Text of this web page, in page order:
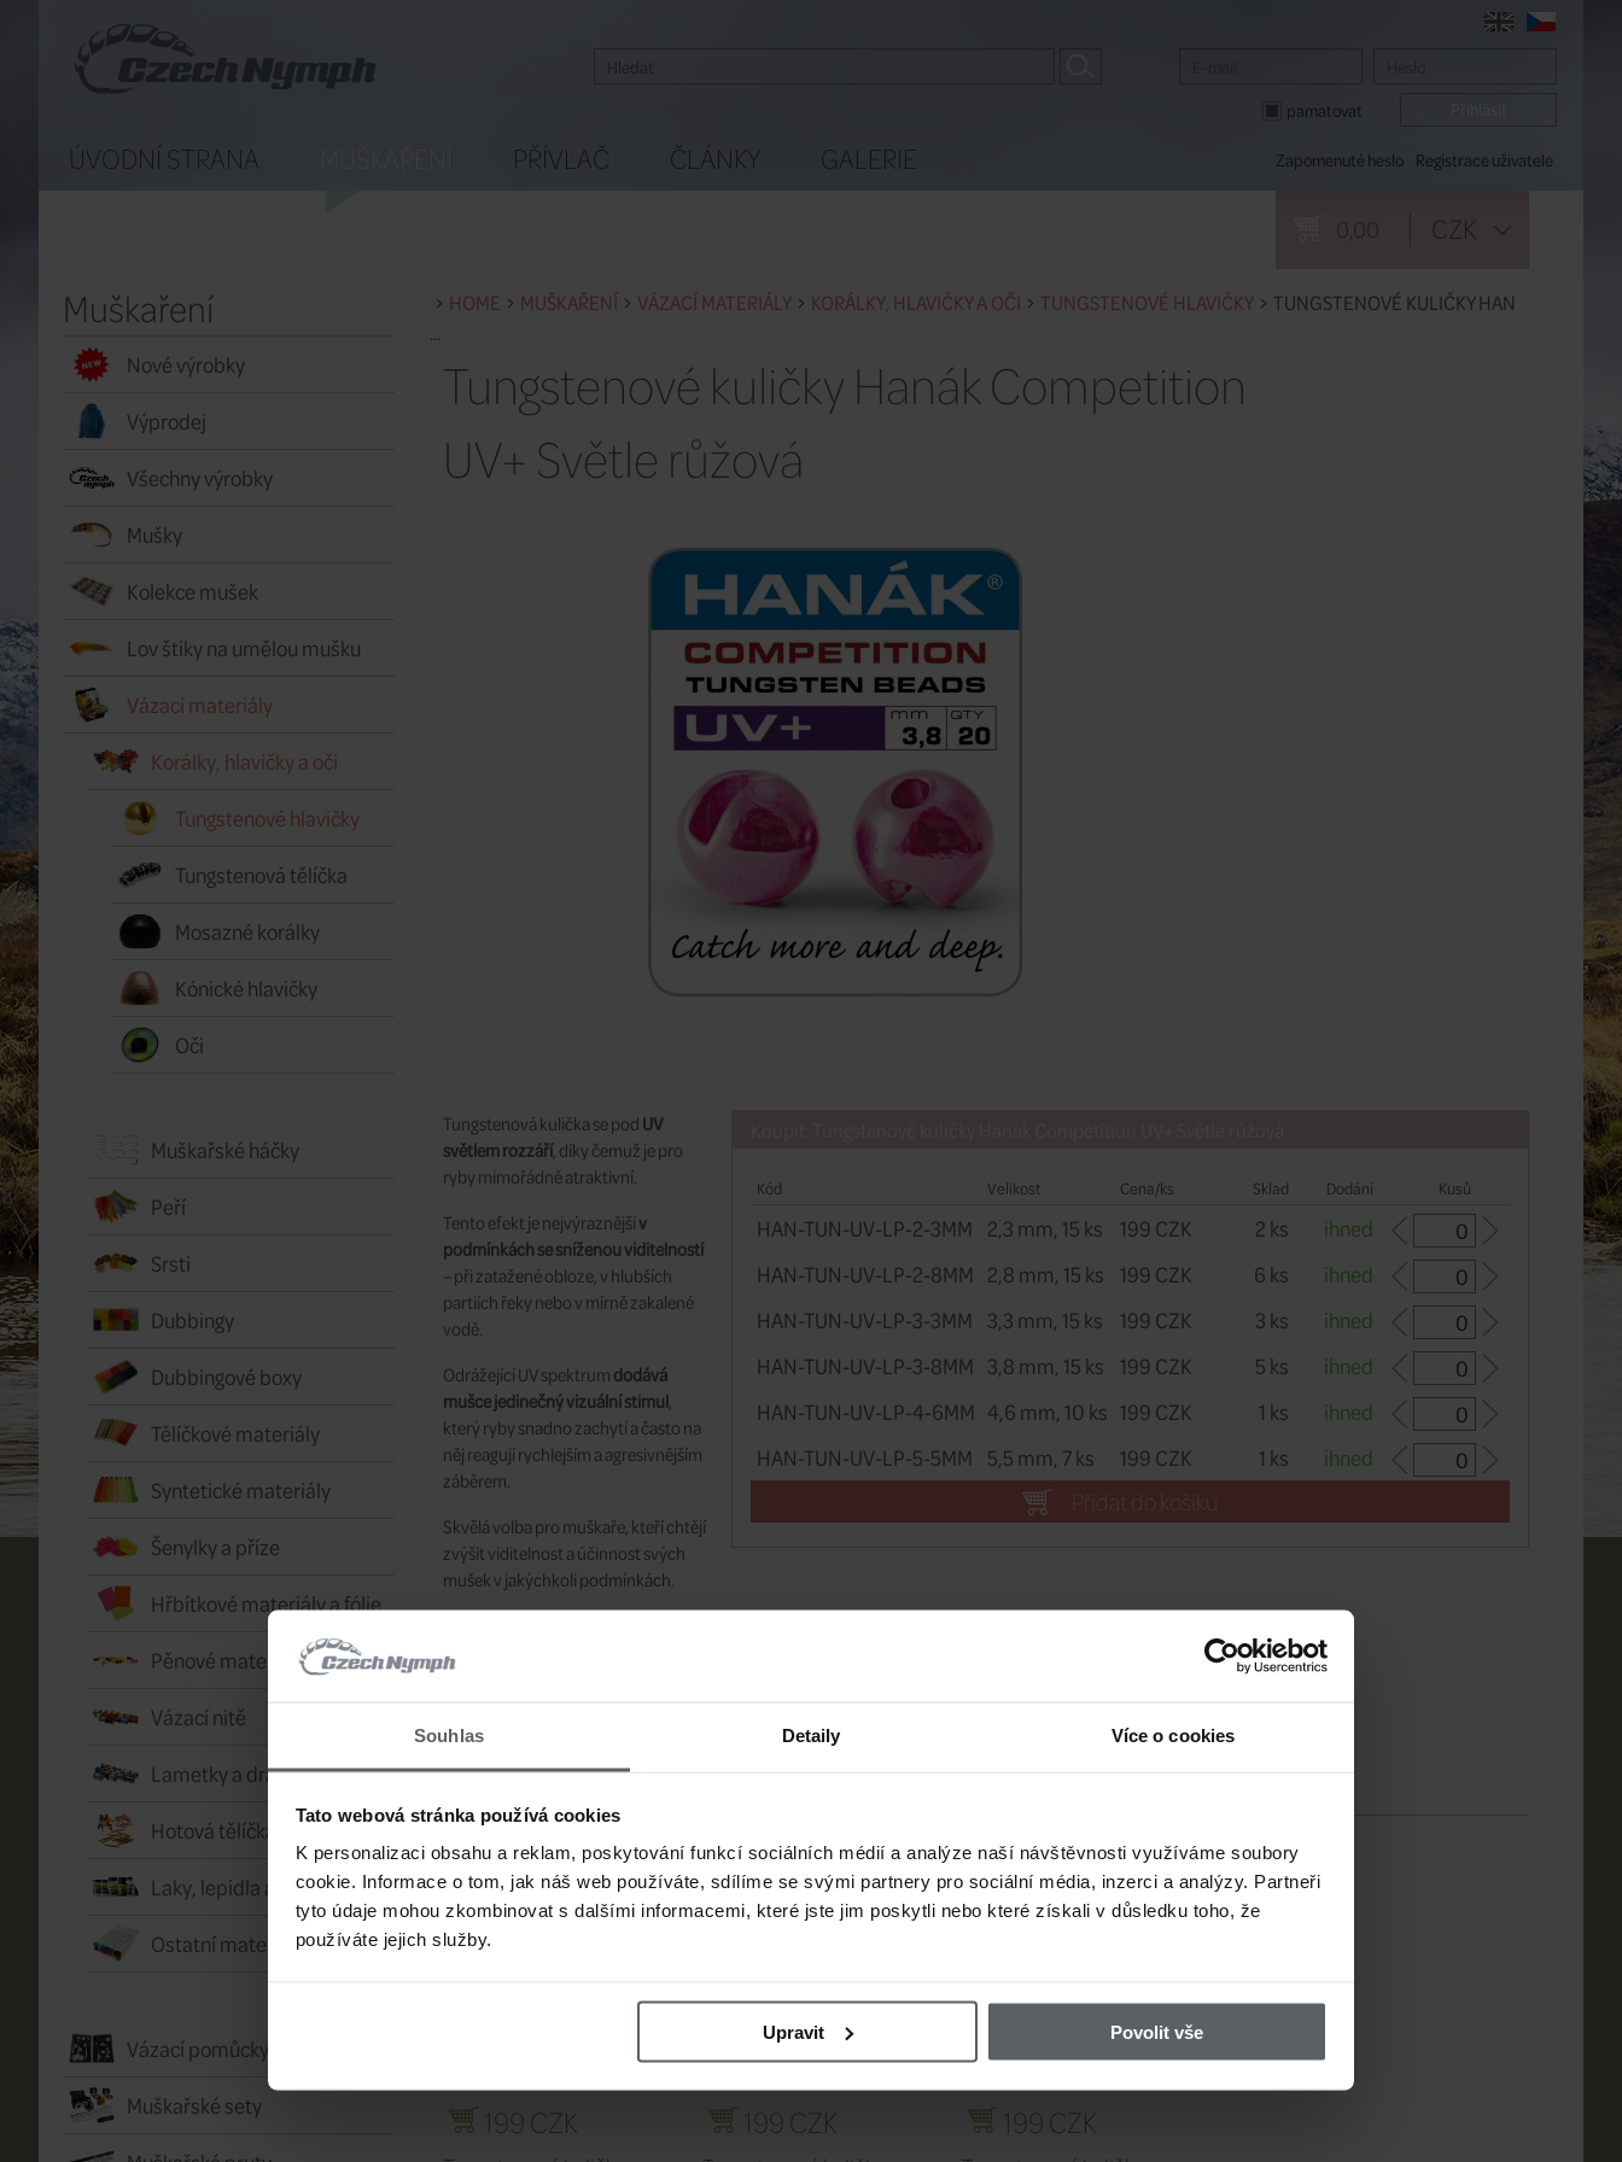
Souhlas Detaily Více o cookies
Tato webová stránka používá cookies
K personalizaci obsahu a reklam, poskytování funkcí sociálních médií a analýze naší návštěvnosti využíváme soubory
cookie. Informace o tom, jak náš web používáte, sdílíme se svými partnery pro sociální média, inzerci a analýzy. Partneři
tyto údaje mohou zkombinovat s dalšími informacemi, které jste jim poskytli nebo které získali v důsledku toho, že
používáte jejich služby.
Upravit Povolit vše
pamatovat
Zapomenuté heslo Registrace uživatele
0,00 CZK
ÚVODNÍ STRANA PŘÍVLAČ ČLÁNKY GALERIE
Muškaření
Nové výrobky
Výprodej
Všechny výrobky
Mušky
Kolekce mušek
Lov štiky na umělou mušku
Vázací materiály
Korálky, hlavičky a oči
Tungstenové hlavičky
Tungstenová tělíčka
Mosazné korálky
Kónické hlavičky
Oči
Muškařské háčky
Peří
Srsti
Dubbingy
Dubbingové boxy
Tělíčkové materiály
Syntetické materiály
Šenylky a příze
Hřbítkové materiály a fólie
Pěnové materiály
Vázací nitě
Lametky a drátky
Hotová tělíčka
Laky, lepidla a vosky
Ostatní materiály
Vázací pomůcky
Muškařské sety
HOME MUŠKAŘENÍ VÁZACÍ MATERIÁLY KORÁLKY, HLAVIČKY A OČI TUNGSTENOVÉ HLAVIČKY
TUNGSTENOVÉ KULIČKY HAN
...
Tungstenové kuličky Hanák Competition
UV+ Světle růžová
Kód Velikost Cena/ks Sklad Dodání Kusů
HAN-TUN-UV-LP-2-3MM 2,3 mm, 15 ks 199 CZK 2 ks
ihned
HAN-TUN-UV-LP-2-8MM 2,8 mm, 15 ks 199 CZK 6 ks
ihned
HAN-TUN-UV-LP-3-3MM 3,3 mm, 15 ks 199 CZK 3 ks
ihned
HAN-TUN-UV-LP-3-8MM 3,8 mm, 15 ks 199 CZK 5 ks
ihned
HAN-TUN-UV-LP-4-6MM 4,6 mm, 10 ks 199 CZK 1 ks
ihned
HAN-TUN-UV-LP-5-5MM 5,5 mm, 7 ks 199 CZK 1 ks ihned
Tungstenová kulička se podUV
světlem rozzáří, díky čemuž je pro
ryby mimořádně atraktivní.
Tento efekt je nejvýraznějšív
podmínkách se sníženou viditelností
– při zatažené obloze, v hlubších
partiích řeky nebo v mírně zakalené
vodě.
Odrážející UV spektrumdodává
mušce jedinečný vizuální stimul,
který ryby snadno zachytí a často na
něj reagují rychlejším a agresivnějším
záběrem.
Skvělá volba pro muškaře, kteří chtějí
zvýšit viditelnost a účinnost svých
mušek v jakýchkoli podmínkách.
Balení:
SOUVISEJÍCÍ
Související produkty
199 CZK 199 CZK 199 CZK